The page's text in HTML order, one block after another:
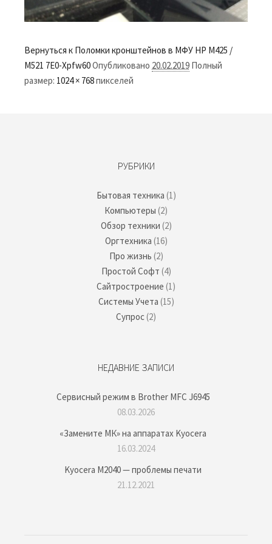
Вернуться к Поломки кронштейнов в МФУ HP M425 /
M521 7E0-Xpfw60Опубликовано 20.02.2019 Полный
размер: 1024 × 768пикселей
РУБРИКИ
Бытовая техника (1)
Компьютеры (2)
Обзор техники (2)
Оргтехника (16)
Про жизнь (2)
Простой Софт (4)
Сайтростроение (1)
Системы Учета (15)
Супрос(2)
НЕДАВНИЕ ЗАПИСИ
Сервисный режим в Brother MFC J6945
08.03.2026
«Замените МК» на аппаратах Kyocera
16.03.2024
Kyocera M2040 — проблемы печати
21.12.2021